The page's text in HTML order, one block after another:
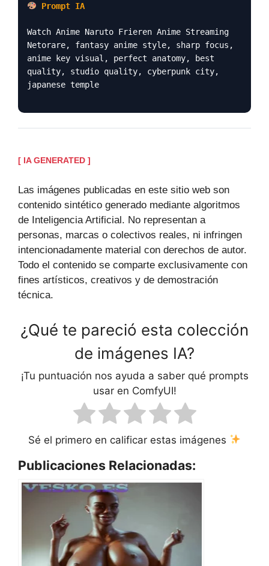
Prompt IA
Watch Anime Naruto Frieren Anime Streaming
Netorare, fantasy anime style, sharp focus,
anime key visual, perfect anatomy, best
quality, studio quality, cyberpunk city,
japanese temple
[ IA GENERATED ]
Las imágenes publicadas en este sitio web son
contenido sintético generado mediante algoritmos
de Inteligencia Artificial. No representan a
personas, marcas o colectivos reales, ni infringen
intencionadamente material con derechos de autor.
Todo el contenido se comparte exclusivamente con
fines artísticos, creativos y de demostración
técnica.
¿Qué te pareció esta colección
de imágenes IA?
¡Tu puntuación nos ayuda a saber qué prompts
usar en ComfyUI!
Sé el primero en calificar estas imágenes
Publicaciones Relacionadas: